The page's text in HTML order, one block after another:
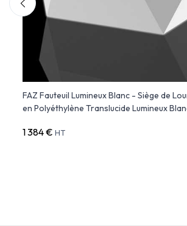
FAZ Fauteuil Lumineux Blanc - Siège de
en Polyéthylène Translucide Lumineux
1 384 € HT